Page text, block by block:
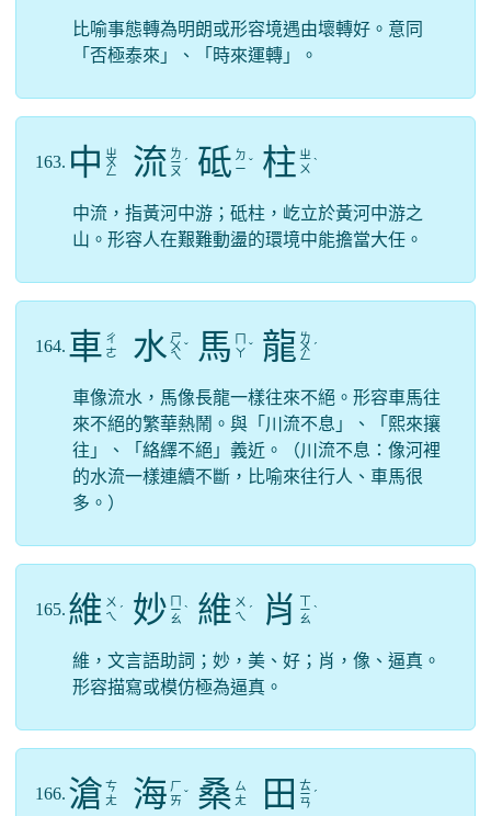
比喻事態轉為明朗或形容境遇由壞轉好。意同
「否極泰來」、「時來運轉」。
163. 中 ㄓ
ㄨ
ㄥ 流 ㄌ
ㄧ
ㄡ
ˊ 砥 ㄉ
ㄧ ˇ 柱 ㄓ
ㄨ ˋ
中流，指黃河中游；砥柱，屹立於黃河中游之
山。形容人在艱難動盪的環境中能擔當大任。
164. 車 ㄔ
ㄜ
水 ㄕ
ㄨ
ㄟ
ˇ 馬 ㄚ ˇ 龍 ㄌ
ㄨ
ㄥ
ˊ
車像流水，馬像長龍一樣往來不絕。形容車馬往
來不絕的繁華熱鬧。與「川流不息」、「熙來攘
往」、「絡繹不絕」義近。（川流不息：像河裡
的水流一樣連續不斷，比喻來往行人、車馬很
多。）
165. 維 ㄨ
ㄟ ˊ 妙 ㄧ
ㄠ
ˋ 維 ㄨ
ㄟ ˊ 肖 ㄧ
ㄠ
ˋ
維，文言語助詞；妙，美、好；肖，像、逼真。
形容描寫或模仿極為逼真。
166. 滄 ㄘ
ㄤ
海 ㄏ
ㄞ ˇ 桑 ㄙ
ㄤ
田 ㄊ
ㄧ
ㄢ
ˊ